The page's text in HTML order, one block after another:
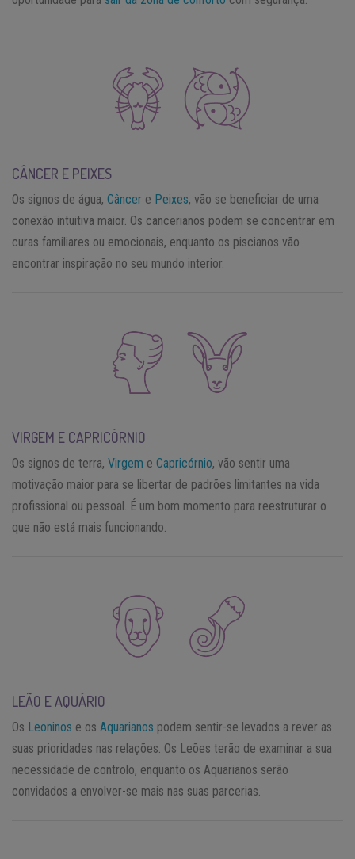
CÂNCER E PEIXES
Os signos de água, Câncer e Peixes, vão se beneficiar de uma
conexão intuitiva maior. Os cancerianos podem se concentrar em
curas familiares ou emocionais, enquanto os piscianos vão
encontrar inspiração no seu mundo interior.
VIRGEM E CAPRICÓRNIO
Os signos de terra, Virgem e Capricórnio, vão sentir uma
motivação maior para se libertar de padrões limitantes na vida
profissional ou pessoal. É um bom momento para reestruturar o
que não está mais funcionando.
LEÃO E AQUÁRIO
Os Leoninos e os Aquarianos podem sentir-se levados a rever as
suas prioridades nas relações. Os Leões terão de examinar a sua
necessidade de controlo, enquanto os Aquarianos serão
convidados a envolver-se mais nas suas parcerias.